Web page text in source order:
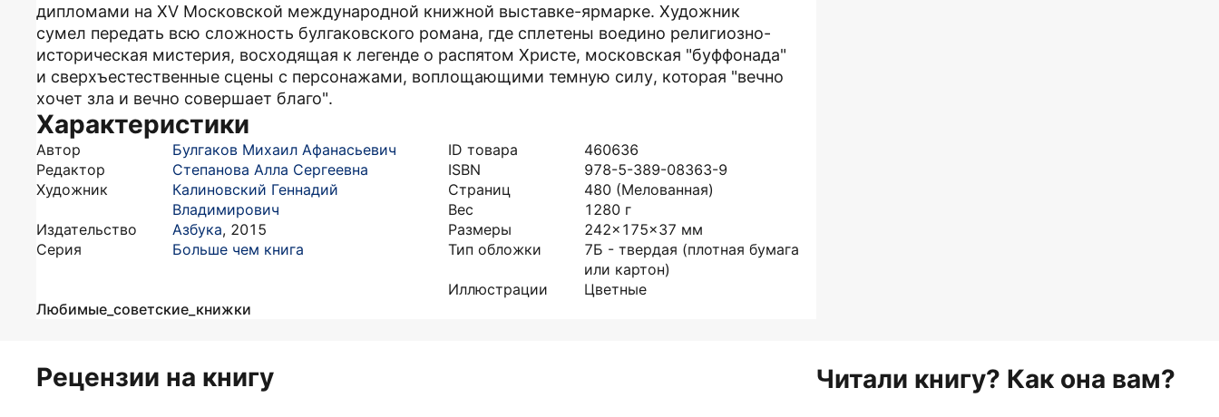
дипломами на XV Московской международной книжной выставке-ярмарке. Художник
сумел передать всю сложность булгаковского романа, где сплетены воедино религиозно-
историческая мистерия, восходящая к легенде о распятом Христе, московская "буффонада"
и сверхъестественные сцены с персонажами, воплощающими темную силу, которая "вечно
хочет зла и вечно совершает благо".
Характеристики
Автор
Булгаков Михаил Афанасьевич
Редактор
Степанова Алла Сергеевна
Художник
Калиновский Геннадий
Владимирович
Издательство
Азбука, 2015
Серия
Больше чем книга
ID товара
460636
ISBN
978-5-389-08363-9
Страниц
480 (Мелованная)
Вес
1280 г
Размеры
242x175x37 мм
Тип обложки
7Б - твердая (плотная бумага
или картон)
Иллюстрации
Цветные
Любимые_советские_книжки
Рецензии на книгу Читали книгу? Как она вам?